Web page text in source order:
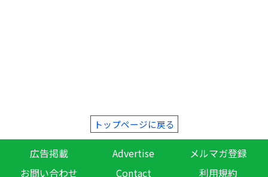
トップページに戻る
広告掲載 Advertise
メルマガ登録
お問い合わせ
Contact 利用規約